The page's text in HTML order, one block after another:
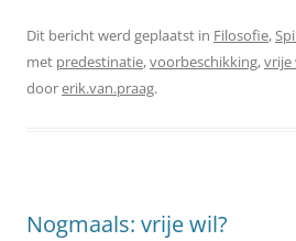
Dit bericht werd geplaatst in Filosofie,
met predestinatie,voorbeschikking,vrije
doorerik.van.praag.
Nogmaals: vrije wil?